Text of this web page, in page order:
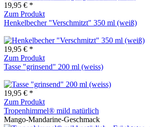
19,95 € *
Zum Produkt
Henkelbecher "Verschmitzt" 350 ml (weiß)
19,95 € *
Zum Produkt
Tasse "grinsend" 200 ml (weiss)
19,95 € *
Zum Produkt
Tropenhimmel® mild natürlich
Mango-Mandarine-Geschmack